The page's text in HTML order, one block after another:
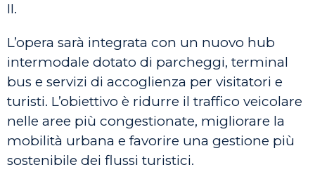
II.
L’opera sarà integrata con un nuovo hub
intermodale dotato di parcheggi, terminal
bus e servizi di accoglienza per visitatori e
turisti. L’obiettivo è ridurre il traffico veicolare
nelle aree più congestionate, migliorare la
mobilità urbana e favorire una gestione più
sostenibile dei flussi turistici.